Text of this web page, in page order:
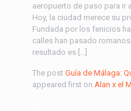
aeropuerto de paso para ir
Hoy, la ciudad merece su
Fundada por los fenicios
calles han pasado
resultado es […]
The post Guía de Málaga:
appeared first on Alan x el